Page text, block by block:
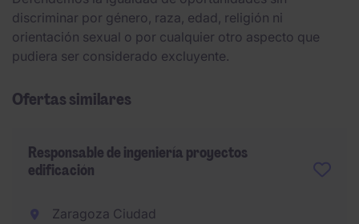
discriminar por género, raza, edad, religión ni
orientación sexual o por cualquier otro aspecto que
pudiera ser considerado excluyente.
Ofertas similares
Responsable de ingeniería proyectos
edificación
Zaragoza Ciudad